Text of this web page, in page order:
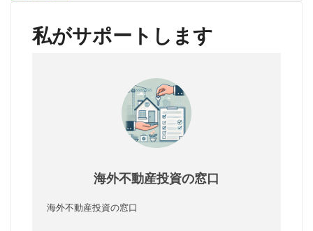
私がサポートします
海外不動産投資の窓口
海外不動産投資の窓口